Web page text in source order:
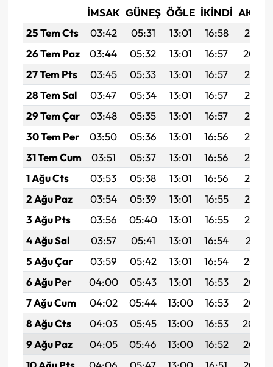
İMSAK GÜNEŞ ÖĞLE İKINDI
25 Tem Cts
03:42 05:31 13:01 16:58
20:21
26 Tem Paz
03:44 05:32 13:01 16:57
20:20
27 Tem Pts
03:45 05:33 13:01 16:57
20:19
28 Tem Sal
03:47 05:34 13:01 16:57
20:18
29 Tem Çar
03:48 05:35 13:01 16:57
20:17
30 Tem Per
03:50 05:36 13:01 16:56
20:16
31 Tem Cum
03:51 05:37 13:01 16:56
20:15
1 Ağu Cts
03:53 05:38 13:01 16:56
20:14
2 Ağu Paz
03:54 05:39 13:01 16:55
20:13
3 Ağu Pts
03:56 05:40 13:01 16:55
20:12
4 Ağu Sal
03:57 05:41 13:01 16:54
20:11
5 Ağu Çar
03:59 05:42 13:01 16:54
20:10
6 Ağu Per
04:00 05:43 13:01 16:53
20:08
7 Ağu Cum
04:02 05:44 13:00 16:53
20:07
8 Ağu Cts
04:03 05:45 13:00 16:53
20:06
9 Ağu Paz
04:05 05:46 13:00 16:52
20:05